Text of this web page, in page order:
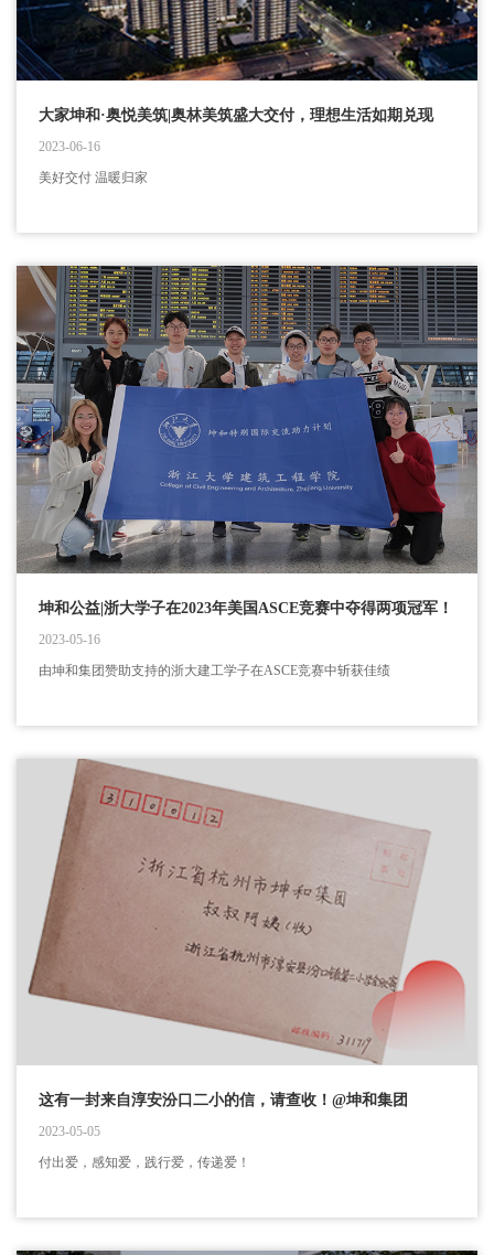
大家坤和·奥悦美筑|奥林美筑盛大交付，理想生活如期兑现
2023-06-16
美好交付 温暖归家
坤和公益|浙大学子在2023年美国ASCE竞赛中夺得两项冠军！
2023-05-16
由坤和集团赞助支持的浙大建工学子在ASCE竞赛中斩获佳绩
这有一封来自淳安汾口二小的信，请查收！@坤和集团
2023-05-05
付出爱，感知爱，践行爱，传递爱！